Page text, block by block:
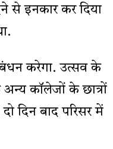
से इनकार कर दिया
करेगा. उत्सव के
अन्य कॉलेजों के छात्रों
दिन बाद परिसर में